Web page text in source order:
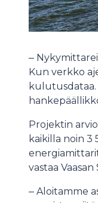
‒
Kun verkko
kulutusdataa.
Projektin
kaikilla noin
vastaa
‒ Aloitamme